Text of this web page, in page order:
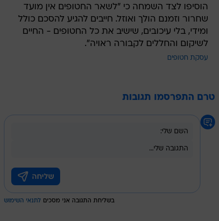
הוסיפו לצד השמחה כי "לשאר החטופים אין מועד
שחרור וזמנם הולך ואוזל. חייבים להגיע להסכם כולל
ומידי, בלי עיכובים, שישיב את כל החטופים - החיים
לשיקום והחללים לקבורה ראויה".
עסקת חטופים
טרם התפרסמו תגובות
בשליחת התגובה אני מסכים לתנאי השימוש